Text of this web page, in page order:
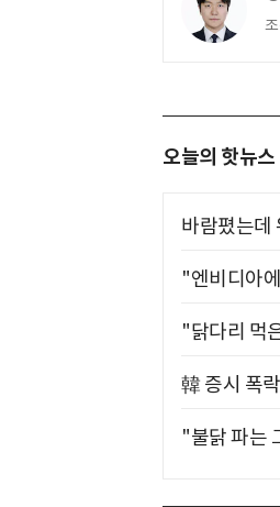
오늘의 핫뉴스
바람폈는데
"엔비디아
"닭다리 먹
韓 증시 폭
"불닭 파는